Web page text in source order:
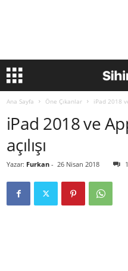
Ana Sayfa Öne Çıkanlar iPad 2018
iPad 2018 ve
açılışı
Yazar: Furkan - 26 Nisan 2018 1